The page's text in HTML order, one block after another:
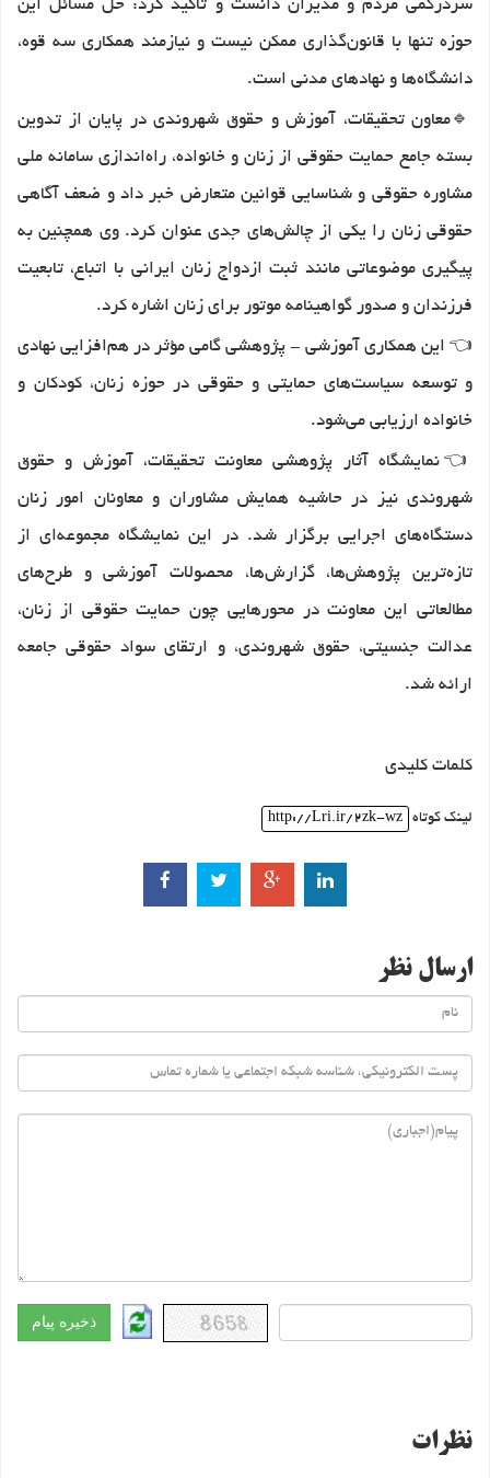
سردرگمی مردم و مدیران دانست و تأکید کرد: حل مسائل این
حوزه تنها با قانون‌گذاری ممکن نیست و نیازمند همکاری سه قوه،
دانشگاه‌ها و نهادهای مدنی است.
🔹معاون تحقیقات، آموزش و حقوق شهروندی در پایان از تدوین
بسته جامع حمایت حقوقی از زنان و خانواده، راه‌اندازی سامانه ملی
مشاوره حقوقی و شناسایی قوانین متعارض خبر داد و ضعف آگاهی
حقوقی زنان را یکی از چالش‌های جدی عنوان کرد. وی همچنین به
پیگیری موضوعاتی مانند ثبت ازدواج زنان ایرانی با اتباع، تابعیت
فرزندان و صدور گواهینامه موتور برای زنان اشاره کرد.
👈 این همکاری آموزشی - پژوهشی گامی مؤثر در هم‌افزایی نهادی
و توسعه سیاست‌های حمایتی و حقوقی در حوزه زنان، کودکان و
خانواده ارزیابی می‌شود.
👈 نمایشگاه آثار پژوهشی معاونت تحقیقات، آموزش و حقوق
شهروندی نیز در حاشیه همایش مشاوران و معاونان امور زنان
دستگاه‌های اجرایی برگزار شد. در این نمایشگاه مجموعه‌ای از
تازه‌ترین پژوهش‌ها، گزارش‌ها، محصولات آموزشی و طرح‌های
مطالعاتی این معاونت در محورهایی چون حمایت حقوقی از زنان،
عدالت جنسیتی، حقوق شهروندی، و ارتقای سواد حقوقی جامعه
ارائه شد.
کلمات کلیدی
لینک کوتاه http://Lri.ir/2zk-wz
ارسال نظر
نظرات